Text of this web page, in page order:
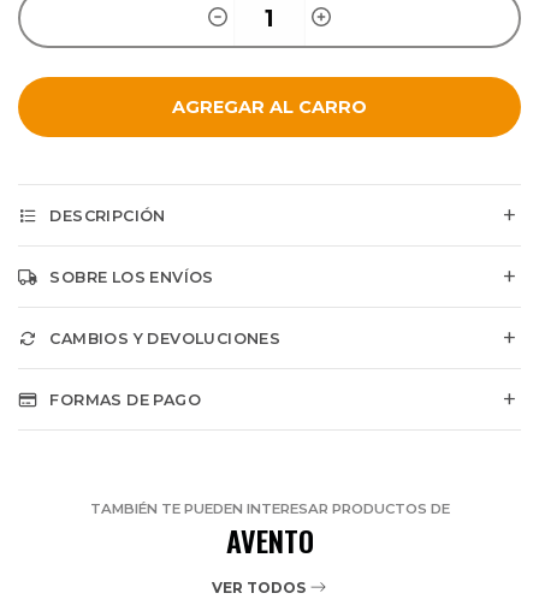
AGREGAR AL CARRO
DESCRIPCIÓN
SOBRE LOS ENVÍOS
CAMBIOS Y DEVOLUCIONES
FORMAS DE PAGO
TAMBIÉN TE PUEDEN INTERESAR PRODUCTOS DE
AVENTO
VER TODOS